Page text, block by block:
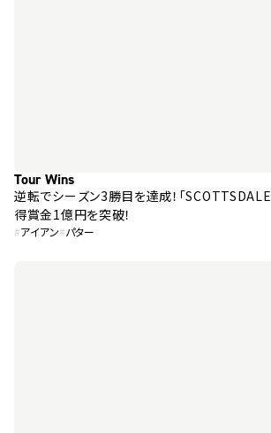
Tour Wins
逆転でシーズン3勝目を達成！「
得賞金1億円を突破！
#アイアン#パター